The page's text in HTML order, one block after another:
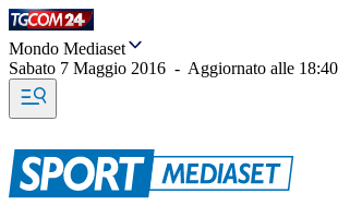
Mondo Mediaset
Sabato 7 Maggio 2016 - Aggiornato alle 18:40